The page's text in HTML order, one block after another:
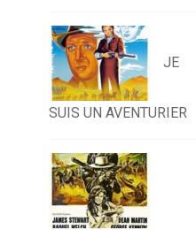
JE
SUIS UN AVENTURIER